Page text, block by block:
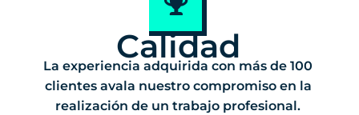
Calidad
La experiencia adquirida con más de 100
clientes avala nuestro compromiso en la
realización de un trabajo profesional.